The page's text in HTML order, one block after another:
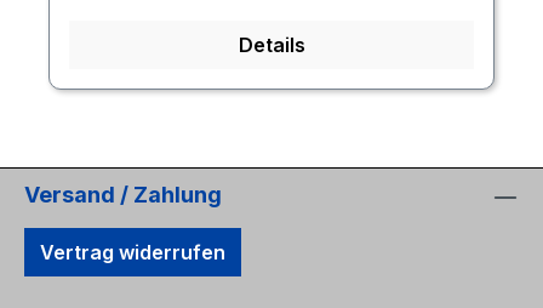
Details
Versand / Zahlung
Vertrag widerrufen